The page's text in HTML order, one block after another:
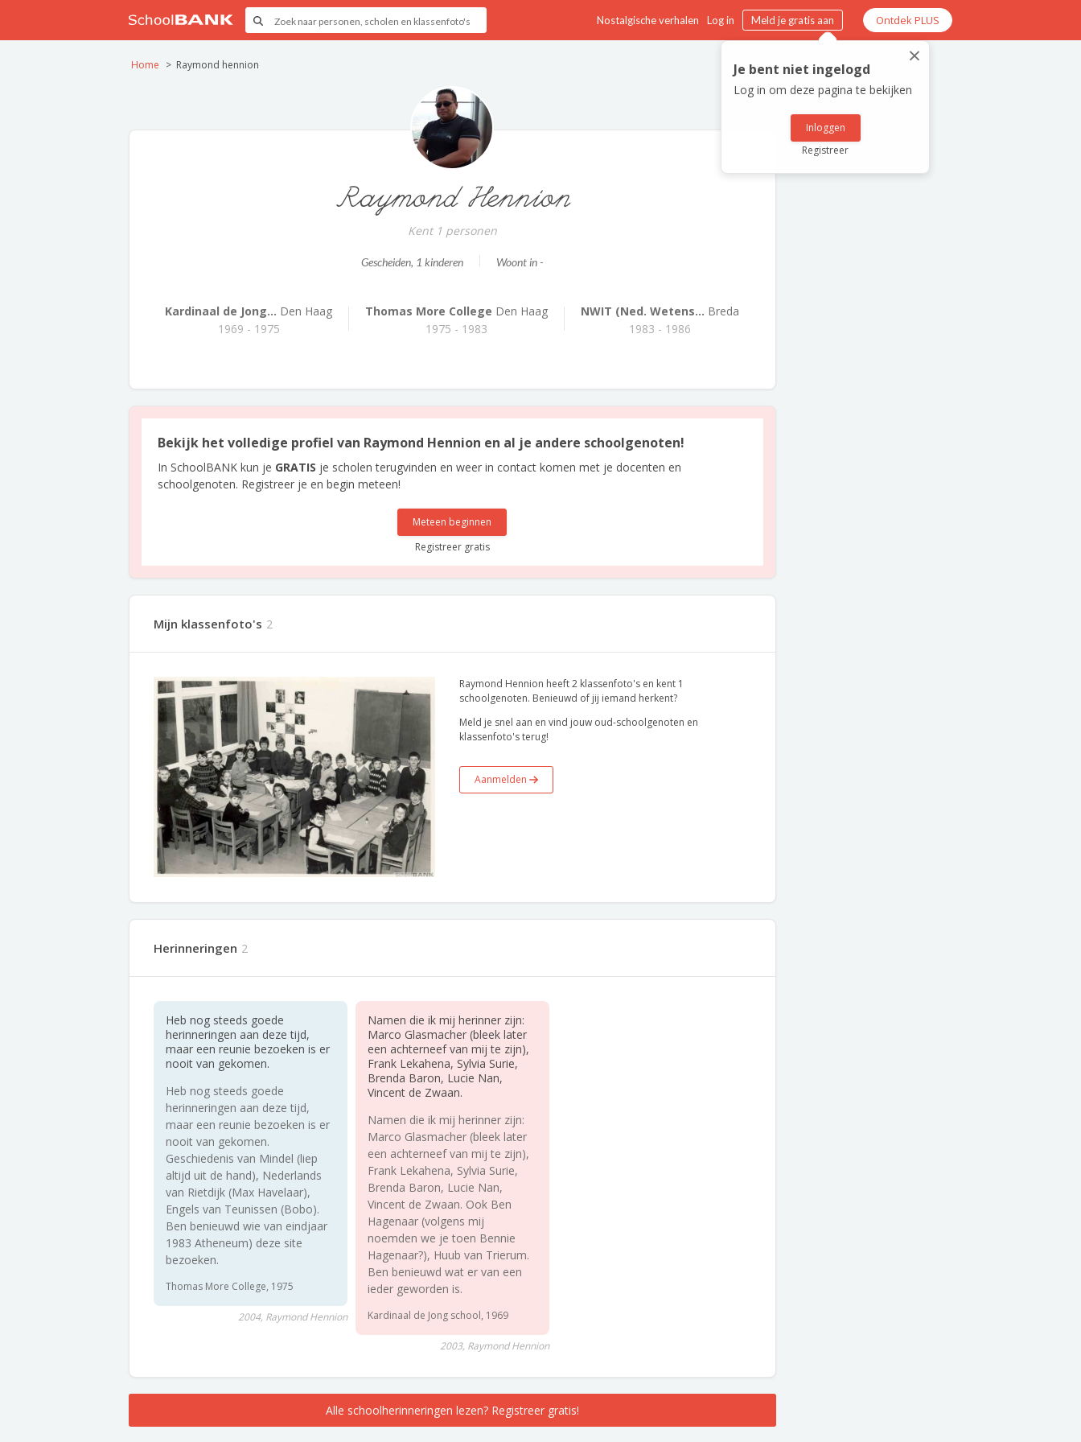
Nostalgische verhalen Log in Meld je gratis aan Ontdek PLUS
×
Je bent niet ingelogd
Log in om deze pagina te bekijken
Inloggen
Registreer
Home Raymond hennion
Raymond Hennion
Kent 1 personen
Gescheiden, 1 kinderen Woont in -
Kardinaal de Jong... Den Haag
1969 - 1975
Thomas More College Den Haag
1975 - 1983
NWIT (Ned. Wetens... Breda
1983 - 1986
Bekijk het volledige profiel van Raymond Hennion en al je andere schoolgenoten!
In SchoolBANK kun je GRATIS je scholen terugvinden en weer in contact komen met je docenten en
schoolgenoten. Registreer je en begin meteen!
Meteen beginnen
Registreer gratis
Mijn klassenfoto's 2
Raymond Hennion heeft 2 klassenfoto's en kent 1
schoolgenoten. Benieuwd of jij iemand herkent?
Meld je snel aan en vind jouw oud-schoolgenoten en
klassenfoto's terug!
Aanmelden
Herinneringen 2
Heb nog steeds goede
herinneringen aan deze tijd,
maar een reunie bezoeken is er
nooit van gekomen.
Heb nog steeds goede
herinneringen aan deze tijd,
maar een reunie bezoeken is er
nooit van gekomen.
Geschiedenis van Mindel (liep
altijd uit de hand), Nederlands
van Rietdijk (Max Havelaar),
Engels van Teunissen (Bobo).
Ben benieuwd wie van eindjaar
1983 Atheneum) deze site
bezoeken.
Thomas More College, 1975
2004, Raymond Hennion
Namen die ik mij herinner zijn:
Marco Glasmacher (bleek later
een achterneef van mij te zijn),
Frank Lekahena, Sylvia Surie,
Brenda Baron, Lucie Nan,
Vincent de Zwaan.
Namen die ik mij herinner zijn:
Marco Glasmacher (bleek later
een achterneef van mij te zijn),
Frank Lekahena, Sylvia Surie,
Brenda Baron, Lucie Nan,
Vincent de Zwaan. Ook Ben
Hagenaar (volgens mij
noemden we je toen Bennie
Hagenaar?), Huub van Trierum.
Ben benieuwd wat er van een
ieder geworden is.
Kardinaal de Jong school, 1969
2003, Raymond Hennion
Alle schoolherinneringen lezen? Registreer gratis!